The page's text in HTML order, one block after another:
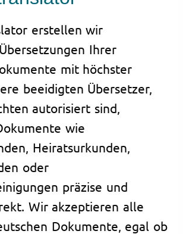
erstellen wir
Ihrer
mit höchster
beeidigten Übersetzer,
autorisiert sind,
wie
Heiratsurkunden,
oder
präzise und
Wir akzeptieren alle
Dokumente, egal ob